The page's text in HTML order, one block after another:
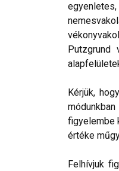
Kérjük,
figyelembe
értéke
Felhívjuk